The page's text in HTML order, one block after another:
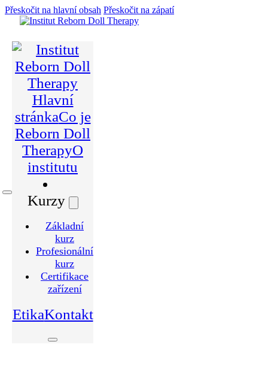
Přeskočit na hlavní obsah Přeskočit na zápatí
Hlavní
stránkaCo je
Reborn Doll
TherapyO
institutu
Kurzy
Základní
kurz
Profesionální
kurz
Certifikace
zařízení
EtikaKontakt